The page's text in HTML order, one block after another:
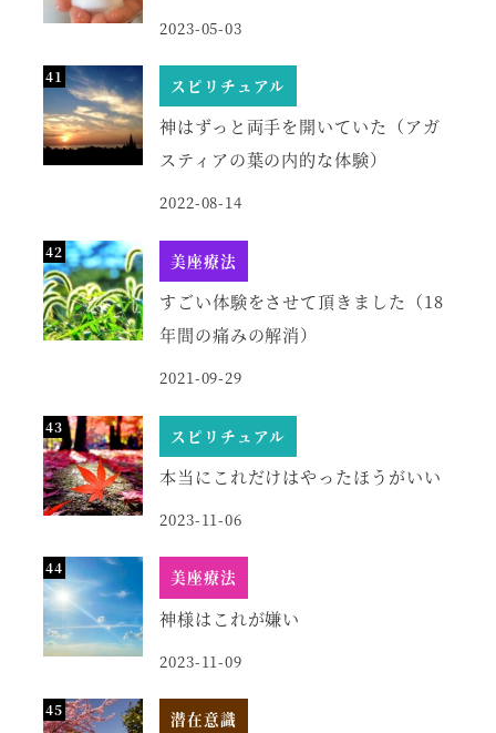
2023-05-03
スピリチュアル
神はずっと両手を開いていた（アガ
スティアの葉の内的な体験）
2022-08-14
美座療法
すごい体験をさせて頂きました（18
年間の痛みの解消）
2021-09-29
スピリチュアル
本当にこれだけはやったほうがいい
2023-11-06
美座療法
神様はこれが嫌い
2023-11-09
潜在意識